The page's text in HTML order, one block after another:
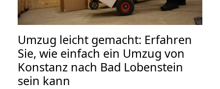
Umzug leicht gemacht: Erfahren
Sie, wie einfach ein Umzug von
Konstanz nach Bad Lobenstein
sein kann